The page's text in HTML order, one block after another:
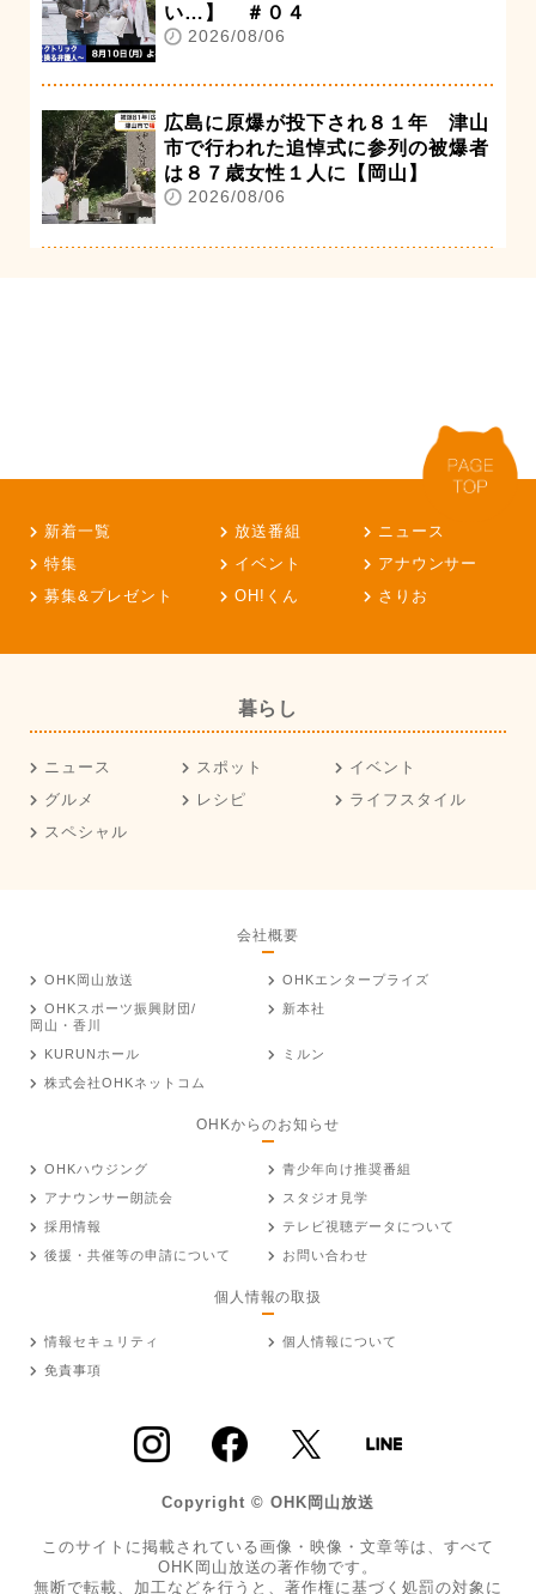
い…】 ＃０４
2026/08/06
広島に原爆が投下され８１年 津山
市で行われた追悼式に参列の被爆者
は８７歳女性１人に【岡山】
2026/08/06
新着一覧 放送番組
ニュース
特集
イベント
アナウンサー
募集&プレゼント
OH!くん さりお
暮らし
ニュース スポット
イベント
グルメ
レシピ
ライフスタイル
スペシャル
会社概要
OHK岡山放送
OHKエンタープライズ
OHKスポーツ振興財団/
岡山・香川
新本社
KURUNホール
ミルン
株式会社OHKネットコム
OHKからのお知らせ
OHKハウジング
青少年向け推奨番組
アナウンサー朗読会
スタジオ見学
採用情報
テレビ視聴データについて
後援・共催等の申請について
お問い合わせ
個人情報の取扱
情報セキュリティ
個人情報について
免責事項
Copyright © OHK岡山放送
このサイトに掲載されている画像・映像・文章等は、すべて
OHK岡山放送の著作物です。
無断で転載、加工などを行うと、著作権に基づく処罰の対象に